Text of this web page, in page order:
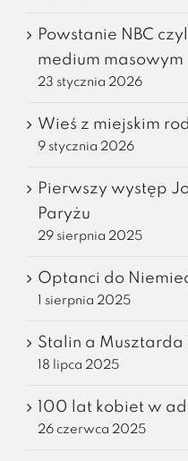
Powstanie NBC
medium masowym
23 stycznia 2026
Wieś z miejskim
9 stycznia 2026
Pierwszy występ
Paryżu
29 sierpnia 2025
Optanci do
1 sierpnia 2025
Stalin a Musztarda
18 lipca 2025
100 lat kobiet w
26 czerwca 2025